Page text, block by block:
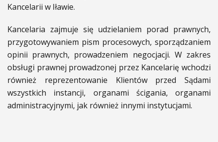
Kancelarii w Iławie.
Kancelaria zajmuje się udzielaniem porad prawnych,
przygotowywaniem pism procesowych, sporządzaniem
opinii prawnych, prowadzeniem negocjacji. W zakres
obsługi prawnej prowadzonej przez Kancelarię wchodzi
również reprezentowanie Klientów przed Sądami
wszystkich instancji, organami ścigania, organami
administracyjnymi, jak również innymi instytucjami.